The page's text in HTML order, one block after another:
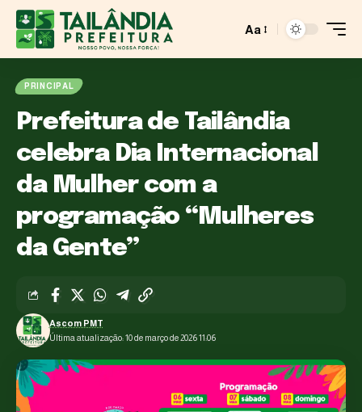
Aa
PRINCIPAL
Prefeitura de Tailândia
celebra Dia Internacional
da Mulher com a
programação “Mulheres
da Gente”
Última atualização: 10 de março de 2026 11:06
Ascom PMT